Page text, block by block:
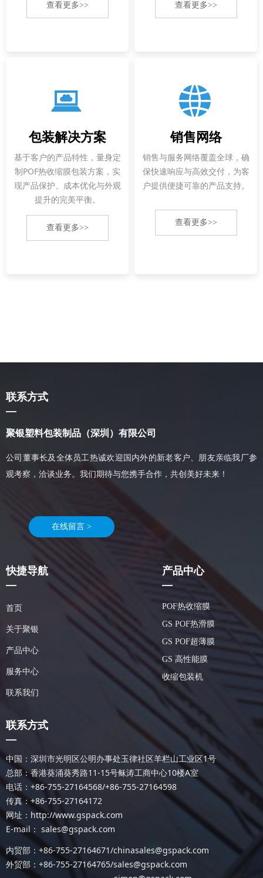
查看更多>>
뀁
销售网络
销售与服务网络覆盖全球，确
保快速响应与高效交付，为客
户提供便捷可靠的产品支持。
查看更多>>
查看更多>>
뀵
包装解决方案
基于客户的产品特性，量身定
制POF热收缩膜包装方案，实
现产品保护、成本优化与外观
提升的完美平衡。
查看更多>>
联系方式
—
聚银塑料包装制品（深圳）有限公司
公司董事长及全体员工热诚欢迎国内外的新老客户、朋友亲临我厂参
观考察，洽谈业务。我们期待与您携手合作，共创美好未来！
在线留言 >
中国：深圳市光明区公明办事处玉律社区羊栏山工业区1号
总部：香港葵涌葵秀路11-15号稣涛工商中心10楼A室
电话：+86-755-27164568/+86-755-27164598
传真：+86-755-27164172
网址：http://www.gspack.com
E-mail： sales@gspack.com
内贸部：+86-755-27164671/chinasales@gspack.com
外贸部：+86-755-27164765/sales@gspack.com
联系方式
—
产品中心
—
POF热收缩膜
GS POF热滑膜
GS POF超薄膜
GS 高性能膜
收缩包装机
快捷导航
—
首页
关于聚银
产品中心
服务中心
联系我们